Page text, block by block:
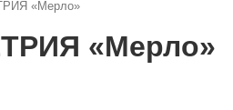
«Мерло»
«Мерло»